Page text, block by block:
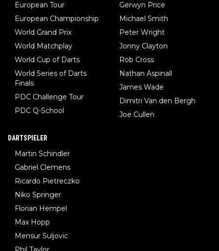
European Tour
European Championship
World Grand Prix
World Matchplay
World Cup of Darts
World Series of Darts
Finals
PDC Challenge Tour
PDC Q-School
Gerwyn Price
Michael Smith
Peter Wright
Jonny Clayton
Rob Cross
Nathan Aspinall
James Wade
Dimitri Van den Bergh
Joe Cullen
DARTSPIELER
Martin Schindler
Gabriel Clemens
Ricardo Pietreczko
Niko Springer
Florian Hempel
Max Hopp
Mensur Suljovic